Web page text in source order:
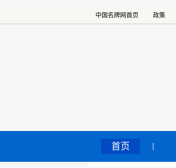
中国名牌网首页 政策
首页